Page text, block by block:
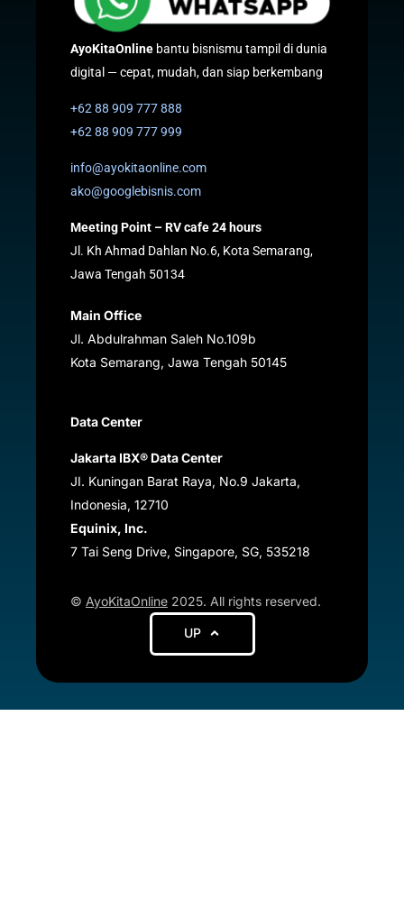
AyoKitaOnlinebantu bisnismu tampil di dunia
digital — cepat, mudah, dan siap berkembang
+62 88 909 777 888
+62 88 909 777 999
info@ayokitaonline.com
ako@googlebisnis.com
Meeting Point – RV cafe 24 hours
Jl. Kh Ahmad Dahlan No.6, Kota Semarang,
Jawa Tengah 50134
Main Office
Jl. Abdulrahman Saleh No.109b
Kota Semarang, Jawa Tengah50145
Data Center
Jakarta IBX® Data Center
JI. Kuningan Barat Raya, No.9 Jakarta,
Indonesia, 12710
Equinix, Inc.
7 Tai Seng Drive, Singapore, SG, 535218
© AyoKitaOnline2025. All rights reserved.
UP